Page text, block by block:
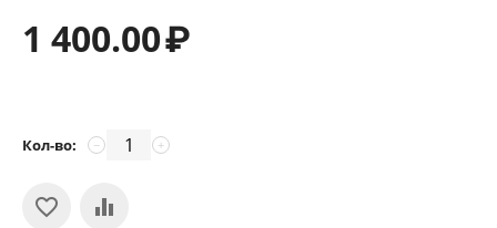
1 400.00₽
Кол-во: +
−